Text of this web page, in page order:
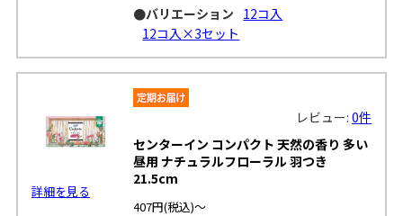
●バリエーション 12コ入
12コ入×3セット
詳細を見る
レビュー:0件
センターイン コンパクト 天然の香り 多い
昼用 ナチュラルフローラル 羽つき
21.5cm
407円(税込)～